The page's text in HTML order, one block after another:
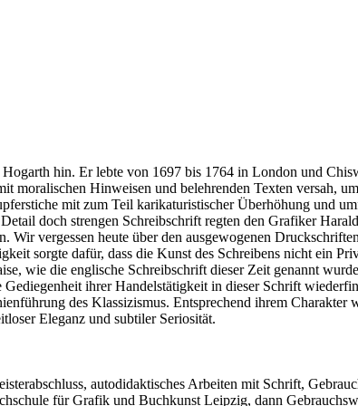
hin. Er lebte von 1697 bis 1764 in London und
Hinweisen und belehrenden Texten versah,
mit zum Teil karikaturistischer Überhöhung und
doch strengen Schreibschrift regten den Grafiker
vergessen heute über den ausgewogenen
sorgte dafür, dass die Kunst des Schreibens nicht ein
wie die englische Schreibschrift dieser Zeit genannt
ihrer Handelstätigkeit in dieser Schrift
des Klassizismus. Entsprechend ihrem
Eleganz und subtiler Seriosität.
autodidaktisches Arbeiten mit Schrift,
für Grafik und Buchkunst Leipzig, dann